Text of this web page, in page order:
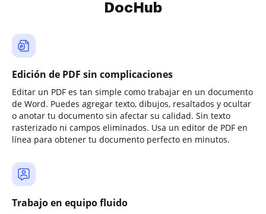
DocHub
Edición de PDF sin complicaciones
Editar un PDF es tan simple como trabajar en un documento
de Word. Puedes agregar texto, dibujos, resaltados y ocultar
o anotar tu documento sin afectar su calidad. Sin texto
rasterizado ni campos eliminados. Usa un editor de PDF en
línea para obtener tu documento perfecto en minutos.
Trabajo en equipo fluido